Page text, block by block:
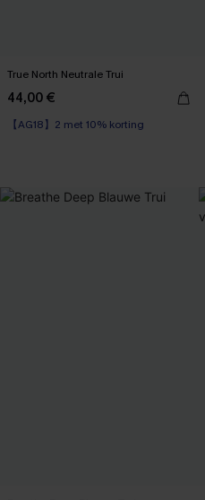
True North Neutrale Trui
44,00 €
【AG18】2 met 10% korting